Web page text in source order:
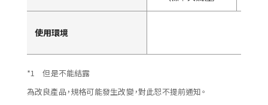
使用環境
*1 但是不能結露
為改良產品，規格可能發生改變，對此恕不提前通知。